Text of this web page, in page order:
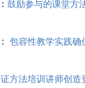
鼓励参与的课堂方
包容性教学实践确
方法培训讲师创造